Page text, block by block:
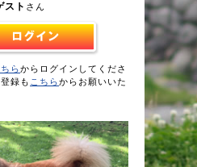
スト さん
ちらからログインしてくださ
録も こちらからお願いいた